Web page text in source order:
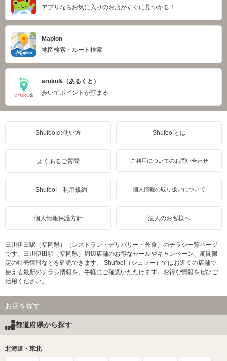
アプリならお気に入りのお店がすぐに見つかる！
Mapion
地図検索・ルート検索
aruku&（あるくと）
歩いてポイントが貯まる
Shufoo!の使い方 Shufoo!とは
よくあるご質問 ご利用についてのお問い合わせ
「Shufoo!」利用規約 個人情報の取り扱いについて
個人情報保護方針 法人のお客様へ
田川伊田駅（福岡県）（レストラン・デリバリー・外食）のチラシ一覧ページ
です。田川伊田駅（福岡県）周辺店舗のお得なセールやキャンペーン、期間限
定の特売情報などを確認できます。 Shufoo!（シュフー）ではお近くの店舗で
使える最新のチラシ情報を、手軽にご確認いただけます。お得な情報をぜひご
活用ください。
お店を探す
都道府県から探す
北海道・東北